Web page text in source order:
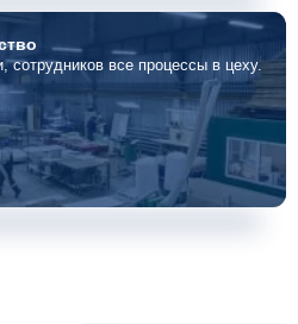
сотрудников все процессы в цеху.